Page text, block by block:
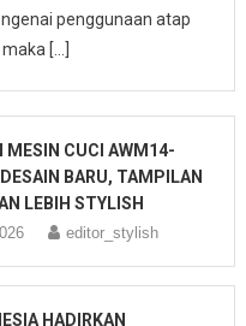
penggunaan atap
[…]
MESIN CUCI AWM14-
BARU, TAMPILAN
LEBIH STYLISH
editor_stylish
HADIRKAN